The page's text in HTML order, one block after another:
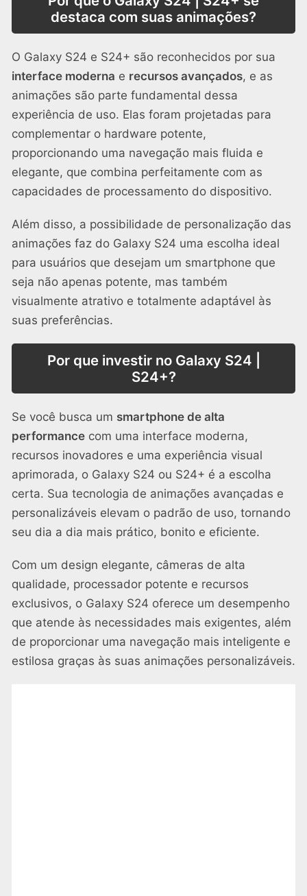
destaca com suas animações?
O Galaxy S24 e S24+ são reconhecidos por sua
interface moderna e recursos avançados, e as
animações são parte fundamental dessa
experiência de uso. Elas foram projetadas para
complementar o hardware potente,
proporcionando uma navegação mais fluida e
elegante, que combina perfeitamente com as
capacidades de processamento do dispositivo.
Além disso, a possibilidade de personalização das
animações faz do Galaxy S24 uma escolha ideal
para usuários que desejam um smartphone que
seja não apenas potente, mas também
visualmente atrativo e totalmente adaptável às
suas preferências.
Por que investir no Galaxy S24 |
S24+?
Se você busca um smartphone de alta
performance com uma interface moderna,
recursos inovadores e uma experiência visual
aprimorada, o Galaxy S24 ou S24+ é a escolha
certa. Sua tecnologia de animações avançadas e
personalizáveis elevam o padrão de uso, tornando
seu dia a dia mais prático, bonito e eficiente.
Com um design elegante, câmeras de alta
qualidade, processador potente e recursos
exclusivos, o Galaxy S24 oferece um desempenho
que atende às necessidades mais exigentes, além
de proporcionar uma navegação mais inteligente e
estilosa graças às suas animações personalizáveis.